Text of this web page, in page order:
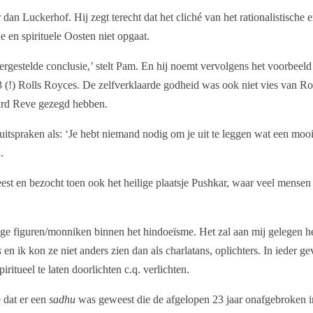
Luckerhof. Hij zegt terecht dat het cliché van het rationalistische
en spirituele Oosten niet opgaat.
conclusie,’ stelt Pam. En hij noemt vervolgens het
Rolls Royces. De zelfverklaarde godheid was ook niet vies van
Reve gezegd hebben.
als: ‘Je hebt niemand nodig om je uit te leggen wat een
en bezocht toen ook het heilige plaatsje Pushkar, waar veel mensen
figuren/monniken binnen het hindoeïsme. Het zal aan mij gelegen
en ik kon ze niet anders zien dan als charlatans, oplichters. In ieder
te laten doorlichten c.q. verlichten.
er een sadhu was geweest die de afgelopen 23 jaar onafgebroken